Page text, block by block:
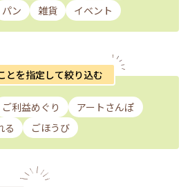
パン 雑貨 イベント
とを指定して絞り込む
ご利益めぐり
アートさんぽ
る ごほうび